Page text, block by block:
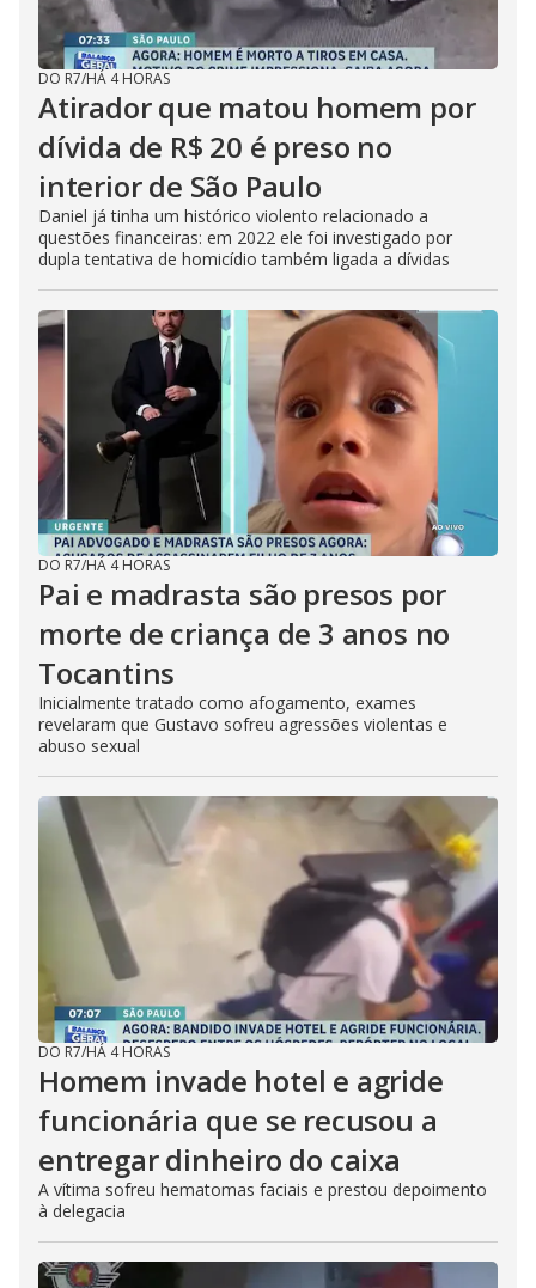
DO R7/HÁ 4 HORAS
Atirador que matou homem por
dívida de R$ 20 é preso no
interior de São Paulo
Daniel já tinha um histórico violento relacionado a
questões financeiras: em 2022 ele foi investigado por
dupla tentativa de homicídio também ligada a dívidas
DO R7/HÁ 4 HORAS
Pai e madrasta são presos por
morte de criança de 3 anos no
Tocantins
Inicialmente tratado como afogamento, exames
revelaram que Gustavo sofreu agressões violentas e
abuso sexual
DO R7/HÁ 4 HORAS
Homem invade hotel e agride
funcionária que se recusou a
entregar dinheiro do caixa
A vítima sofreu hematomas faciais e prestou depoimento
à delegacia